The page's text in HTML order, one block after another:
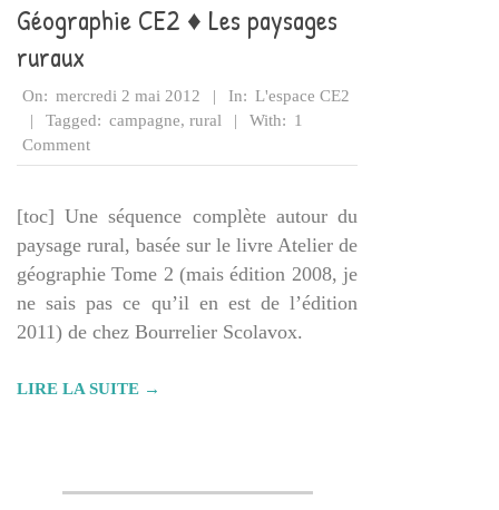
Géographie CE2 ♦ Les paysages
ruraux
2012-
05-
02
On: mercredi 2 mai 2012 In: L'espace CE2
Tagged: campagne, rural With: 1
Comment
[toc] Une séquence complète autour du
paysage rural, basée sur le livre Atelier de
géographie Tome 2 (mais édition 2008, je
ne sais pas ce qu’il en est de l’édition
2011) de chez Bourrelier Scolavox.
LIRE LA SUITE →